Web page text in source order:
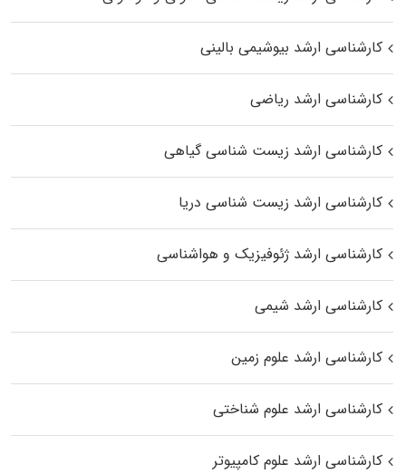
کارشناسی ارشد بیوشیمی بالینی
کارشناسی ارشد ریاضی
کارشناسی ارشد زیست‌ شناسی گیاهی
کارشناسی ارشد زیست‌ شناسی دریا
کارشناسی ارشد ژئوفیزیک و هواشناسی
کارشناسی ارشد شیمی
کارشناسی ارشد علوم زمین
کارشناسی ارشد علوم شناختی
کارشناسی ارشد علوم کامپیوتر